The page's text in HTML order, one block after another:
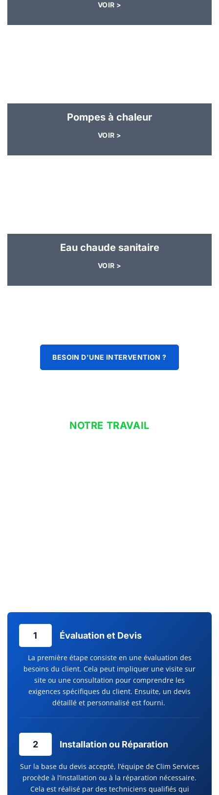
VOIR >
Pompes à chaleur
VOIR >
Eau chaude sanitaire
VOIR >
BESOIN D'UNE INTERVENTION ?
NOTRE TRAVAIL
1 Évaluation et Devis
La première étape consiste en une évaluation des
besoins du client. Cela peut impliquer une visite sur
site ou une consultation pour comprendre les
exigences spécifiques du client. Ensuite, un devis
détaillé et personnalisé est fourni.
2 Installation ou Réparation
Sur la base du devis accepté, l’équipe de Clim Services
procède à l’installation ou à la réparation nécessaire.
Cela est réalisé par des techniciens qualifiés qui